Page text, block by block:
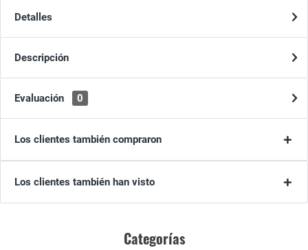
Detalles
Descripción
Evaluación 0
Los clientes también compraron
Los clientes también han visto
Categorías